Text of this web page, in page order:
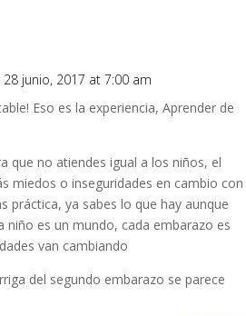
28 junio, 2017 at 7:00 am
Eso es la experiencia, Aprender de
que no atiendes igual a los niños, el
miedos o inseguridades en cambio con
práctica, ya sabes lo que hay aunque
niño es un mundo, cada embarazo es
van cambiando
del segundo embarazo se parece